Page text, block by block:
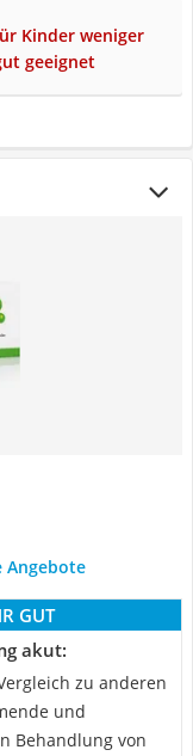
Kinder weniger
geeignet
Angebote
GUT
akut:
zu anderen
und
Behandlung von